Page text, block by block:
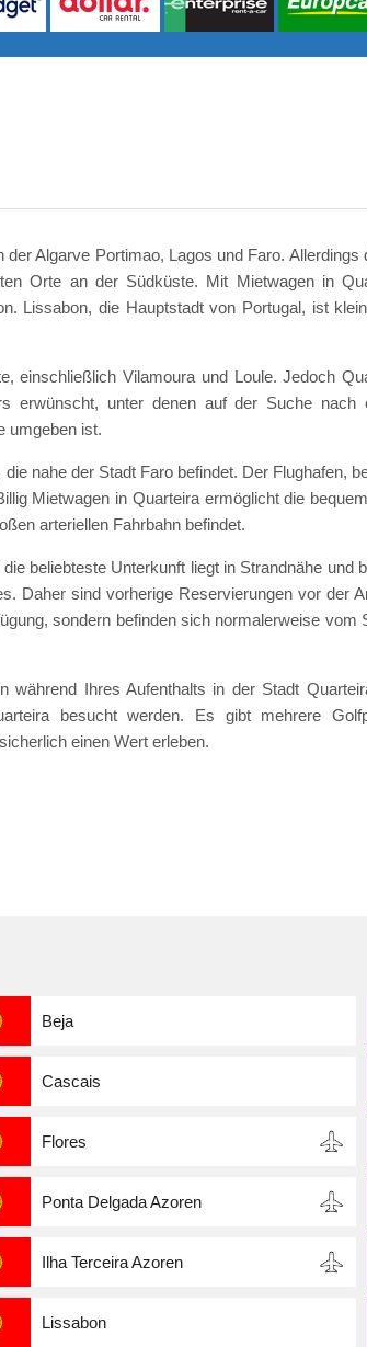
Algarve Portimao, Lagos und Faro. Allerdings
Orte an der Südküste. Mit Mietwagen in
Lissabon, die Hauptstadt von Portugal, ist
einschließlich Vilamoura und Loule. Jedoch
erwünscht, unter denen auf der Suche nach
umgeben ist.
nahe der Stadt Faro befindet. Der Flughafen,
Mietwagen in Quarteira ermöglicht die
arteriellen Fahrbahn befindet.
beliebteste Unterkunft liegt in Strandnähe und
Daher sind vorherige Reservierungen vor der
sondern befinden sich normalerweise vom
Ihres Aufenthalts in der Stadt
besucht werden. Es gibt mehrere
einen Wert erleben.
Beja
Cascais
Flores
Ponta Delgada Azoren
Ilha Terceira Azoren
Lissabon